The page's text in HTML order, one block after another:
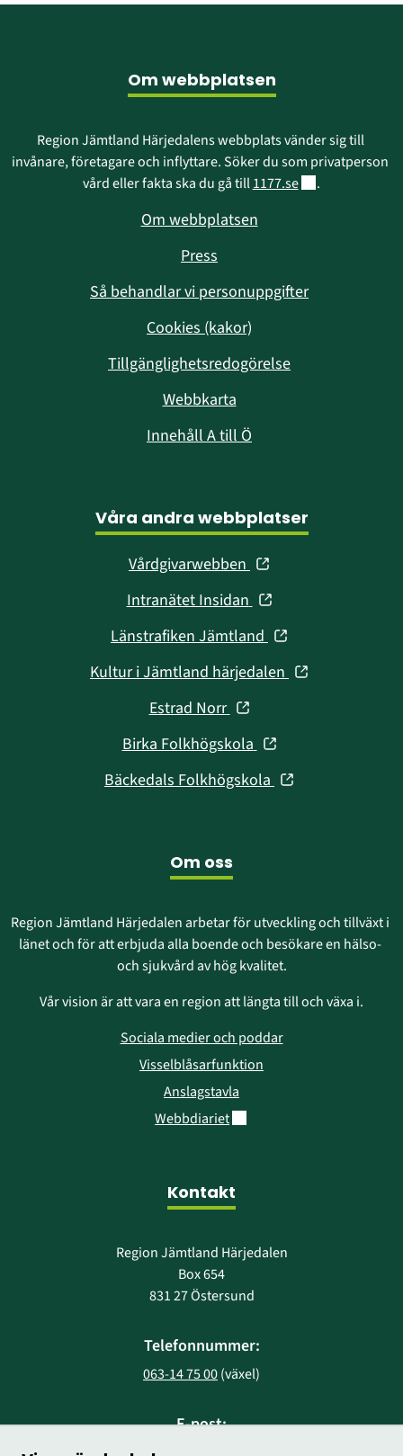
Om webbplatsen
Region Jämtland Härjedalens webbplats vänder sig till
invånare, företagare och inflyttare. Söker du som privatperson
vård eller fakta ska du gå till 1177.seLänk till annan
.
Om webbplatsen
Press
Så behandlar vi personuppgifter
Cookies (kakor)
Tillgänglighetsredogörelse
Webbkarta
Innehåll A till Ö
Våra andra webbplatser
Vårdgivarwebben (öppnas
nytt
fönster)
Intranätet Insidan (öppnas
nytt
fönster)
Länstrafiken Jämtland (öppnas
nytt
Kultur i Jämtland härjedalen (öppnas
Estrad Norr (öppnas
nytt
fönster)
Birka Folkhögskola (öppnas
nytt
Bäckedals Folkhögskola (öppnas
Om oss
Region Jämtland Härjedalen arbetar för utveckling och tillväxt i
länet och för att erbjuda alla boende och besökare en hälso-
och sjukvård av hög kvalitet.
Vår vision är att vara en region att längta till och växa i.
Sociala medier och poddar
Visselblåsarfunktion
Anslagstavla
WebbdiarietLänk till annan webbplats.
Kontakt
Region Jämtland Härjedalen
Box 654
831 27 Östersund
Telefonnummer:
063-14 75 00 (växel)
E-post: